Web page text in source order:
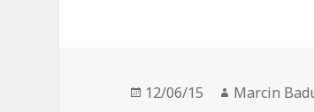
Opublikowano
12/06/15 Autor
Marcin